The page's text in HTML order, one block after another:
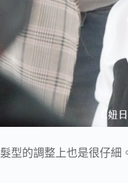
髮型的調整上也是很仔細